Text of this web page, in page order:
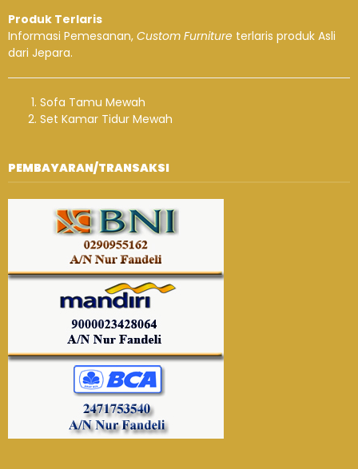
Produk Terlaris
Informasi Pemesanan, Custom Furniture terlaris produk Asli
dari Jepara.
Sofa Tamu Mewah
Set Kamar Tidur Mewah
PEMBAYARAN/TRANSAKSI